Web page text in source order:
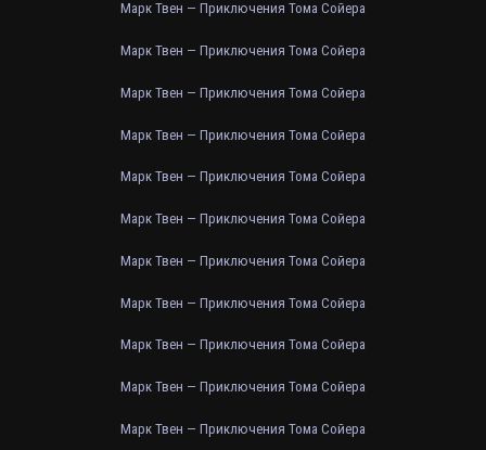
Марк Твен — Приключения Тома Сойера
Марк Твен — Приключения Тома Сойера
Марк Твен — Приключения Тома Сойера
Марк Твен — Приключения Тома Сойера
Марк Твен — Приключения Тома Сойера
Марк Твен — Приключения Тома Сойера
Марк Твен — Приключения Тома Сойера
Марк Твен — Приключения Тома Сойера
Марк Твен — Приключения Тома Сойера
Марк Твен — Приключения Тома Сойера
Марк Твен — Приключения Тома Сойера